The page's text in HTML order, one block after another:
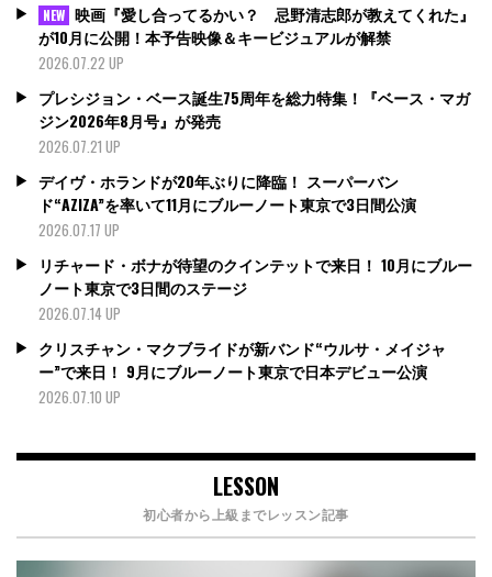
NEW 映画『愛し合ってるかい？ 忌野清志郎が教えてくれた』
が10月に公開！本予告映像＆キービジュアルが解禁
2026.07.22 UP
プレシジョン・ベース誕生75周年を総力特集！『ベース・マガ
ジン2026年8月号』が発売
2026.07.21 UP
デイヴ・ホランドが20年ぶりに降臨！ スーパーバン
ド“AZIZA”を率いて11月にブルーノート東京で3日間公演
2026.07.17 UP
リチャード・ボナが待望のクインテットで来日！ 10月にブルー
ノート東京で3日間のステージ
2026.07.14 UP
クリスチャン・マクブライドが新バンド“ウルサ・メイジャ
ー”で来日！ 9月にブルーノート東京で日本デビュー公演
2026.07.10 UP
LESSON
初心者から上級までレッスン記事